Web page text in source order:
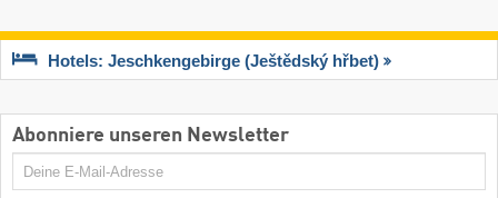
Hotels: Jeschkengebirge (Ještědský hřbet)
Abonniere unseren Newsletter
E-